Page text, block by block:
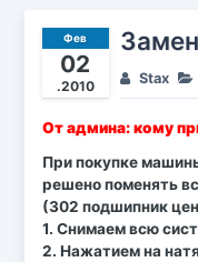
Фев
02
.2010 Stax
От админа: кому
При покупке
решено поменять
(302 подшипник
1. Снимаем всю
2. Нажатием на